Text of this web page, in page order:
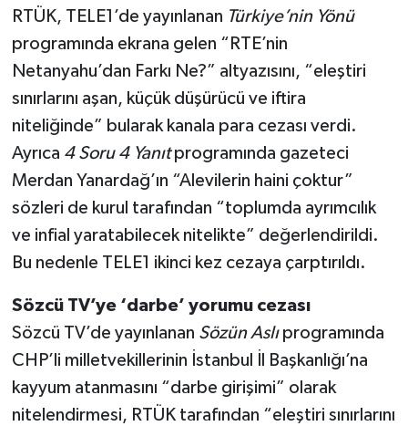
RTÜK, TELE1’de yayınlanan Türkiye’nin Yönü
programında ekrana gelen “RTE’nin
Netanyahu’dan Farkı Ne?” altyazısını, “eleştiri
sınırlarını aşan, küçük düşürücü ve iftira
niteliğinde” bularak kanala para cezası verdi.
Ayrıca 4 Soru 4 Yanıtprogramında gazeteci
Merdan Yanardağ’ın “Alevilerin haini çoktur”
sözleri de kurul tarafından “toplumda ayrımcılık
ve infial yaratabilecek nitelikte” değerlendirildi.
Bu nedenle TELE1 ikinci kez cezaya çarptırıldı.
Sözcü TV’ye ‘darbe’ yorumu cezası
Sözcü TV’de yayınlanan Sözün Aslıprogramında
CHP’li milletvekillerinin İstanbul İl Başkanlığı’na
kayyum atanmasını “darbe girişimi” olarak
nitelendirmesi, RTÜK tarafından “eleştiri sınırlarını